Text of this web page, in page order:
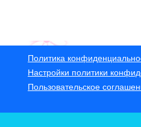
Политика
Настройки политики
Пользовательское